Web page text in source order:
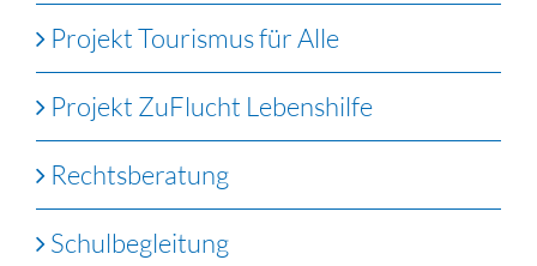
Projekt Tourismus für Alle
Projekt ZuFlucht Lebenshilfe
Rechtsberatung
Schulbegleitung